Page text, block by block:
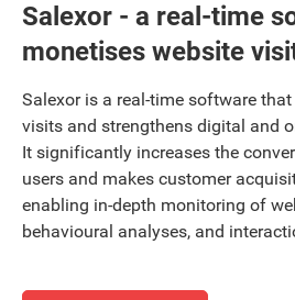
Salexor - a real-time
monetises website
Salexor is a real-time software
visits and strengthens digital and
It significantly increases the
users and makes customer
enabling in-depth monitoring of
behavioural analyses, and